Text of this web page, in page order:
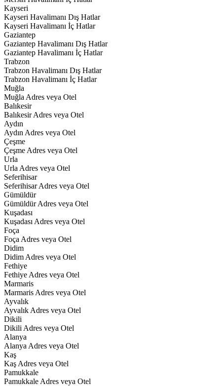
Kayseri
Kayseri Havalimanı Dış Hatlar
Kayseri Havalimanı İç Hatlar
Gaziantep
Gaziantep Havalimanı Dış Hatlar
Gaziantep Havalimanı İç Hatlar
Trabzon
Trabzon Havalimanı Dış Hatlar
Trabzon Havalimanı İç Hatlar
Muğla
Muğla Adres veya Otel
Balıkesir
Balıkesir Adres veya Otel
Aydın
Aydın Adres veya Otel
Çeşme
Çeşme Adres veya Otel
Urla
Urla Adres veya Otel
Seferihisar
Seferihisar Adres veya Otel
Gümüldür
Gümüldür Adres veya Otel
Kuşadası
Kuşadası Adres veya Otel
Foça
Foça Adres veya Otel
Didim
Didim Adres veya Otel
Fethiye
Fethiye Adres veya Otel
Marmaris
Marmaris Adres veya Otel
Ayvalık
Ayvalık Adres veya Otel
Dikili
Dikili Adres veya Otel
Alanya
Alanya Adres veya Otel
Kaş
Kaş Adres veya Otel
Pamukkale
Pamukkale Adres veya Otel